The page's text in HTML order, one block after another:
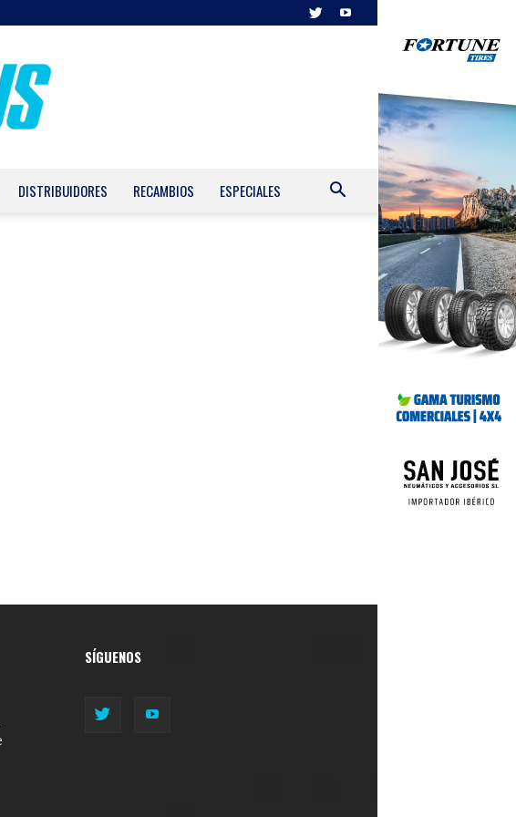
DISTRIBUIDORES RECAMBIOS ESPECIALES
SÍGUENOS